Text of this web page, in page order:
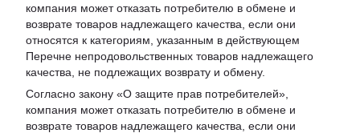
компания может отказать потребителю в обмене и
возврате товаров надлежащего качества, если они
относятся к категориям, указанным в действующем
Перечне непродовольственных товаров надлежащего
качества, не подлежащих возврату и обмену.
Согласно закону «О защите прав потребителей»,
компания может отказать потребителю в обмене и
возврате товаров надлежащего качества, если они